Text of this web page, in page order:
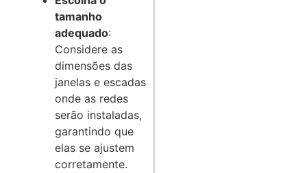
tamanho
adequado:
Considere as
dimensões das
janelas e escadas
onde as redes
serão instaladas,
garantindo que
elas se ajustem
corretamente.